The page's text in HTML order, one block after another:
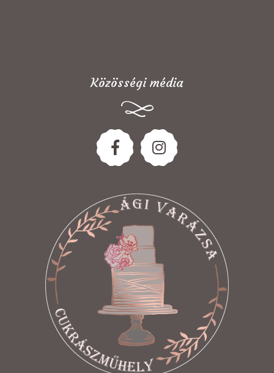
Közösségi média